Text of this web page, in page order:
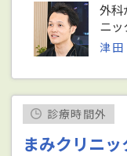
外科
ニッ
津田
診療時間外
まみクリニッ